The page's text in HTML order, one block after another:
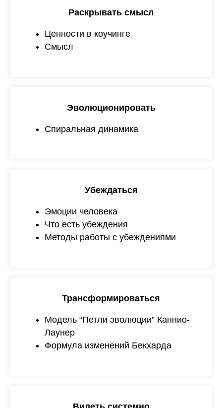
Раскрывать смысл
Ценности в коучинге
Смысл
Эволюционировать
Спиральная динамика
Убеждаться
Эмоции человека
Что есть убеждения
Методы работы с убеждениями
Трансформироваться
Модель “Петли эволюции” Каннио-
Лаунер
Формула изменений Бекхарда